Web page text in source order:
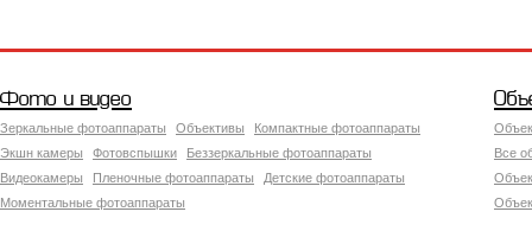
Фото и видео
Зеркальные фотоаппараты Объективы
Компактные фотоаппараты
Экшн камеры
Фотовспышки
Беззеркальные фотоаппараты
Видеокамеры
Пленочные фотоаппараты
Детские фотоаппараты
Моментальные фотоаппараты
Все